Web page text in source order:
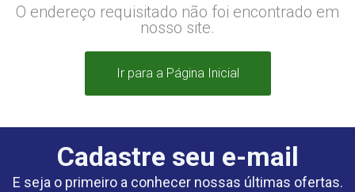
O endereço requisitado não foi encontrado em
nosso site.
Ir para a Página Inicial
Cadastre seu e-mail
E seja o primeiro a conhecer nossas últimas ofertas.